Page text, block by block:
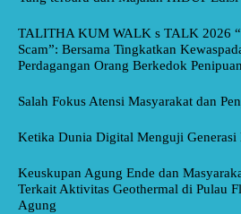
TALITHA KUM WALK s TALK 2026
Scam”: Bersama Tingkatkan
Perdagangan Orang Berkedok
Salah Fokus Atensi Masyarakat dan
Ketika Dunia Digital Menguji Generasi
Keuskupan Agung Ende dan
Terkait Aktivitas Geothermal di Pulau
Agung